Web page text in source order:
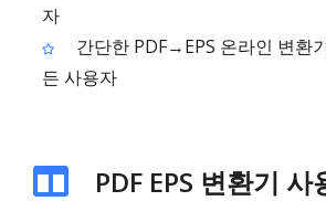
자
간단한 PDF→EPS 온라인 변환
든 사용자
PDF EPS 변환기 사